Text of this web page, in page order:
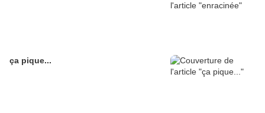
ça pique...